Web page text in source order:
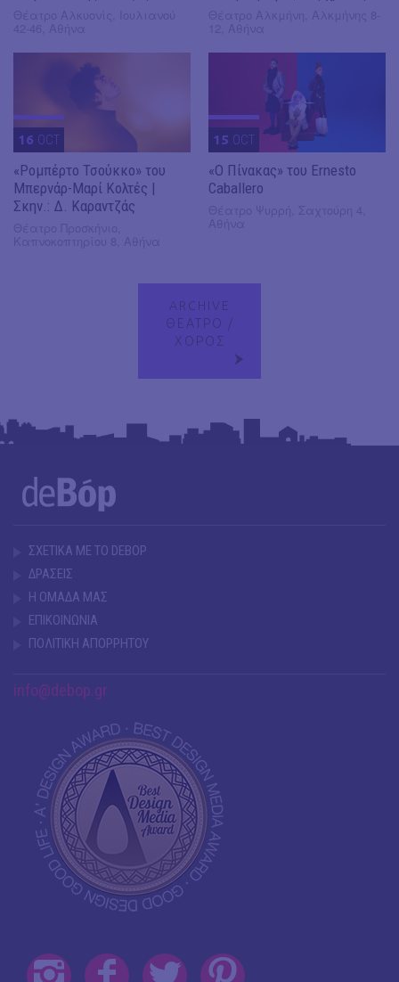
16 OCT
«Ρομπέρτο Τσούκκο» του
Μπερνάρ-Μαρί Κολτές |
Σκην.: Δ. Καραντζάς
15 OCT
«Ο Πίνακας» του Ernesto
Caballero
ARCHIVE
ΘΕΑΤΡΟ /
ΧΟΡΟΣ
ΣΧΕΤΙΚΑ ΜΕ ΤΟ DEBOP
ΔΡΑΣΕΙΣ
Η ΟΜΑΔΑ ΜΑΣ
ΕΠΙΚΟΙΝΩΝΙΑ
ΠΟΛΙΤΙΚΗ ΑΠΟΡΡΗΤΟΥ
info@debop.gr